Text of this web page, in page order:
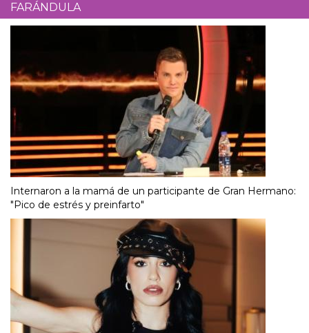
FARÁNDULA
Internaron a la mamá de un participante de Gran Hermano:
"Pico de estrés y preinfarto"